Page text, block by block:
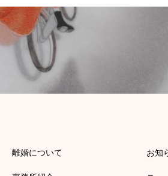
離婚について お知